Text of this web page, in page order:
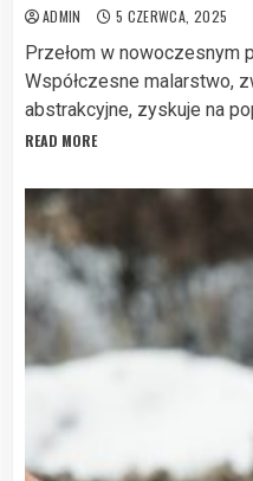
ADMIN 5 CZERWCA, 2025
Przełom w nowoczesnym
Współczesne malarstwo,
abstrakcyjne, zyskuje na
READ MORE